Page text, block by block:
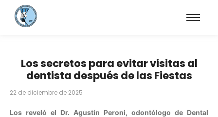
Los secretos para evitar visitas al
dentista después de las Fiestas
22 de diciembre de 2025
Los reveló el Dr. Agustín Peroni, odontólogo de Dental